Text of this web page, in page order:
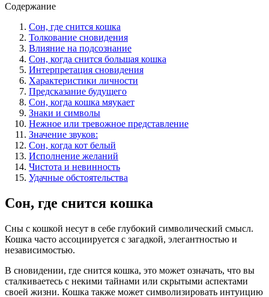
Содержание
Сон, где снится кошка
Толкование сновидения
Влияние на подсознание
Сон, когда снится большая кошка
Интерпретация сновидения
Характеристики личности
Предсказание будущего
Сон, когда кошка мяукает
Знаки и символы
Нежное или тревожное представление
Значение звуков:
Сон, когда кот белый
Исполнение желаний
Чистота и невинность
Удачные обстоятельства
Сон, где снится кошка
Сны с кошкой несут в себе глубокий символический смысл.
Кошка часто ассоциируется с загадкой, элегантностью и
независимостью.
В сновидении, где снится кошка, это может означать, что вы
сталкиваетесь с некими тайнами или скрытыми аспектами
своей жизни. Кошка также может символизировать интуицию